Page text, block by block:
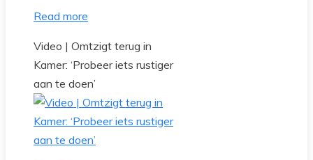
Read more
Video | Omtzigt terug in
Kamer: ‘Probeer iets rustiger
aan te doen’